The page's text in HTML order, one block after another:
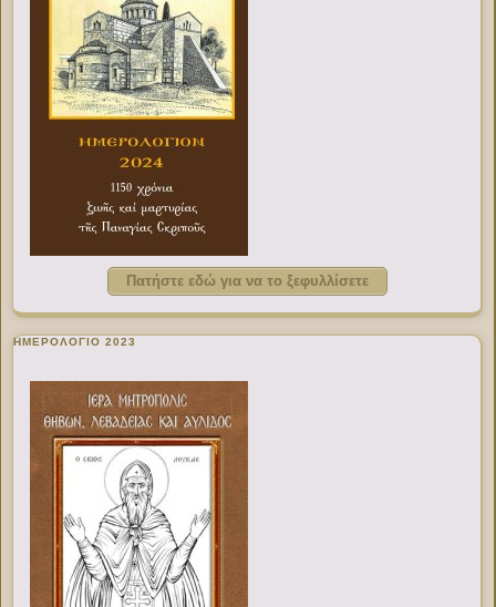
Πατήστε εδώ για να το ξεφυλλίσετε
ΗΜΕΡΟΛΟΓΙΟ 2023